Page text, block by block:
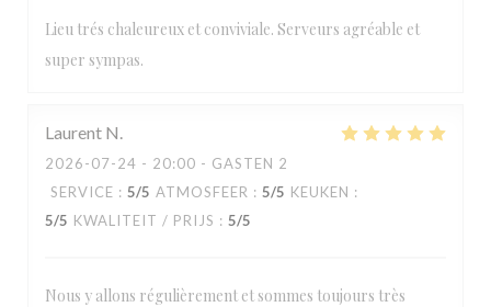
Lieu trés chaleureux et conviviale. Serveurs agréable et
super sympas.
Laurent N
2026-07-24 - 20:00 - GASTEN 2
SERVICE : 5/5 ATMOSFEER : 5/5 KEUKEN :
5/5 KWALITEIT / PRIJS : 5/5
Nous y allons régulièrement et sommes toujours très